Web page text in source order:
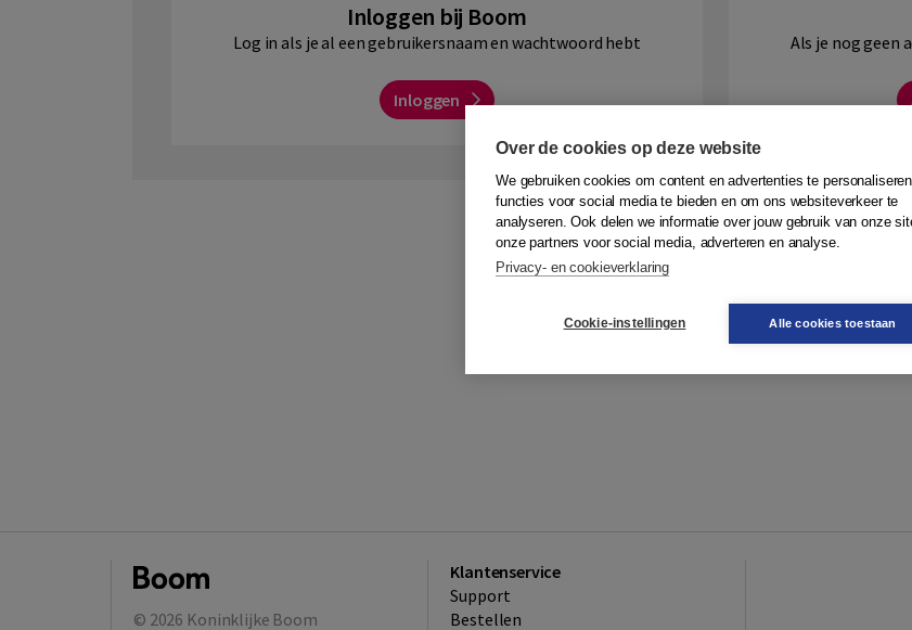
Inloggen bij Boom
Log in als je al een gebruikersnaam en wachtwoord hebt
Inloggen
Als je nog geen
© 2026 Koninklijke Boom
Klantenservice
Support
Bestellen
Over de cookies op deze website
We gebruiken cookies om content en advertenties te
functies voor social media te bieden en om ons websiteverkeer te
analyseren. Ook delen we informatie over jouw gebruik van onze
onze partners voor social media, adverteren en analyse.
Privacy- en cookieverklaring
Cookie-instellingen Alle cookies toestaan